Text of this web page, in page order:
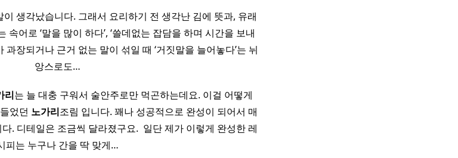
이 생각났습니다. 그래서 요리하기 전 생각난 김에 뜻과, 유래
속어로 ‘말을 많이 하다’, ‘쓸데없는 잡담을 하며 시간을 보내
과장되거나 근거 없는 말이 섞일 때 ‘거짓말을 늘어놓다’는 뉘
앙스로도…
리는 늘 대충 구워서 술안주로만 먹곤하는데요. 이걸 어떻게
었던 노가리조림 입니다. 꽤나 성공적으로 완성이 되어서 매
. 디테일은 조금씩 달라졌구요. ​ 일단 제가 이렇게 완성한 레
피는 누구나 간을 딱 맞게…